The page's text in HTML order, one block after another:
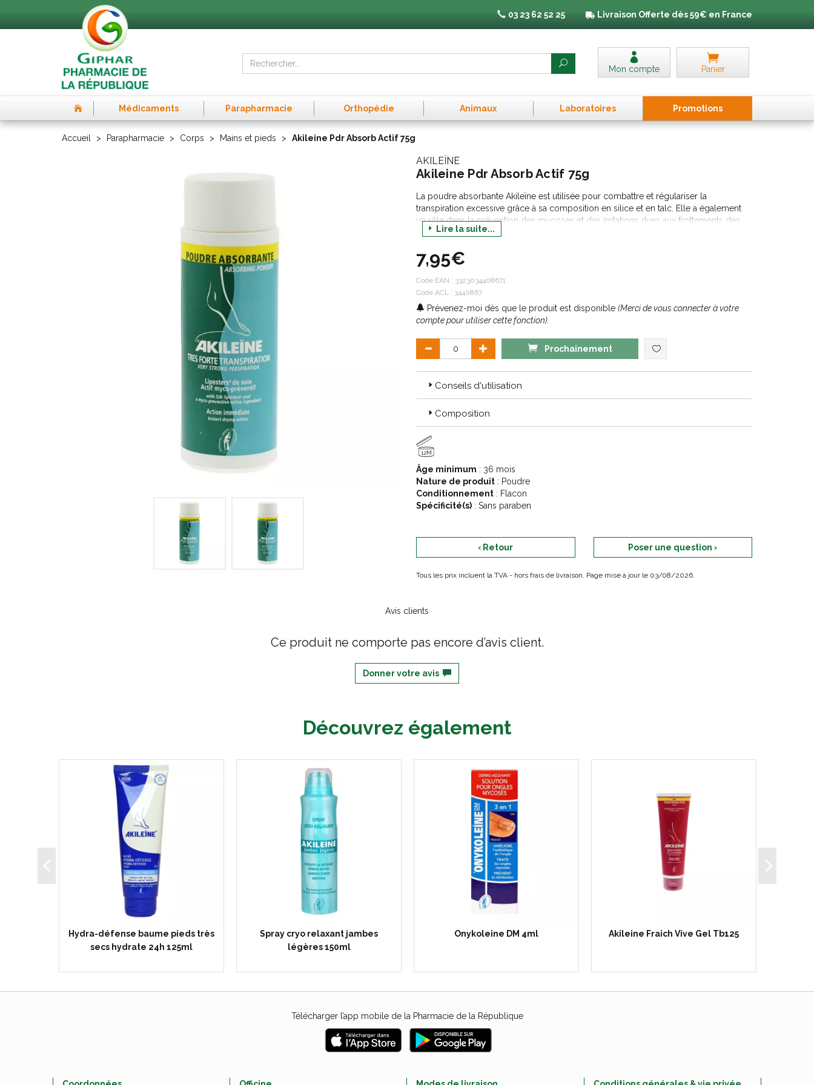
03 23 62 52 25 Livraison Offerte dès 59€ en France
Mon compte Panier
Médicaments Parapharmacie Orthopédie Animaux Laboratoires Promotions
Accueil Parapharmacie Corps Mains et pieds Akileine Pdr Absorb Actif 75g
AKILEÏNE
Akileine Pdr Absorb Actif 75g
La poudre absorbante Akileïne est utilisée pour combattre et régulariser la
transpiration excessive grâce à sa composition en silice et en talc. Elle a également
un rôle dans la prévention des mycoses et des irritations dues aux frottements des
chaussures. Elle peut s'utiliser chez l'enfant dès 3 ans mais uniquement saupoudrée
Lire la suite...
7,95€
Code EAN : 3323034408671
Code ACL : 3440867
Prévenez-moi dès que le produit est disponible (Merci de vous connecter à votre
compte pour utiliser cette fonction).
Prochainement
Conseils d'utilisation
Composition
12M
Âge minimum : 36 mois
Nature de produit : Poudre
Conditionnement : Flacon
Spécificité(s) : Sans paraben
‹ Retour Poser une question ›
Tous les prix incluent la TVA - hors frais de livraison. Page mise à jour le 03/08/2026.
Avis clients
Ce produit ne comporte pas encore d’avis client.
Donner votre avis
Découvrez également
Hydra-défense baume pieds très
secs hydrate 24h 125ml
Spray cryo relaxant jambes
légères 150ml
Onykoleine DM 4ml Akileine Fraich Vive Gel Tb125
Télécharger l’app mobile de la Pharmacie de la République